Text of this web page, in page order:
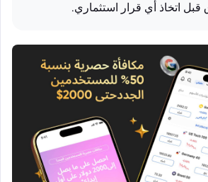
قبل اتخاذ أي قرار استثماري.